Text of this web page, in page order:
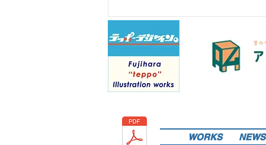
WORKS NEWS